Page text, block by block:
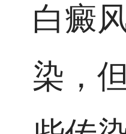
白癜
染，